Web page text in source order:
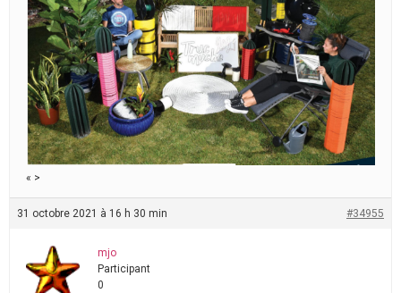
« >
31 octobre 2021 à 16 h 30 min #34955
mjo
Participant
0